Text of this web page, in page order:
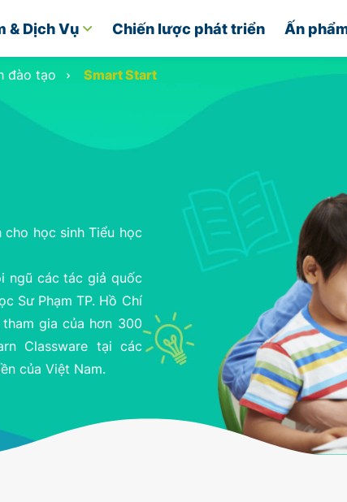
& Dịch Vụ Chiến lược phát triển Ấn
đào tạo Smart Start
học sinh Tiểu học
ngũ các tác giả quốc
Sư Phạm TP. Hồ Chí
gia của hơn 300
Classware tại các
của Việt Nam.